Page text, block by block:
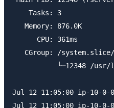
    Tasks: 3
   Memory: 876.0K
      CPU: 361ms
CGroup: /
└─12348 /usr/
Jul 12 11:05:00 ip-10-0-